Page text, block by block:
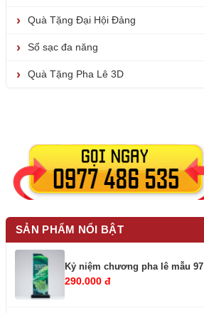
Quà Tặng Đại Hội Đảng
Sổ sạc đa năng
Quà Tặng Pha Lê 3D
SẢN PHẨM NỔI BẬT
Kỷ niệm chương pha lê mẫu 97
290.000 đ